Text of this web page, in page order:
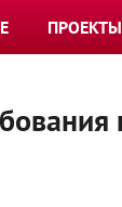
ПРОЕКТЫ